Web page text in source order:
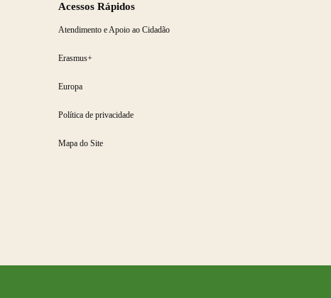
Acessos Rápidos
Atendimento e Apoio ao Cidadão
Erasmus+
Europa
Política de privacidade
Mapa do Site